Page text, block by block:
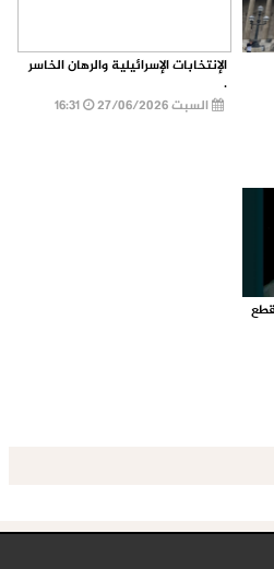
الإنتخابات الإسرائيلية والرهان الخاسر
.
السبت 27/06/2026
16:31